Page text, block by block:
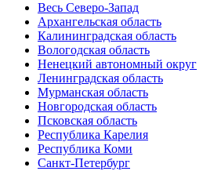
Весь Северо-Запад
Архангельская область
Калининградская область
Вологодская область
Ненецкий автономный округ
Ленинградская область
Мурманская область
Новгородская область
Псковская область
Республика Карелия
Республика Коми
Санкт-Петербург